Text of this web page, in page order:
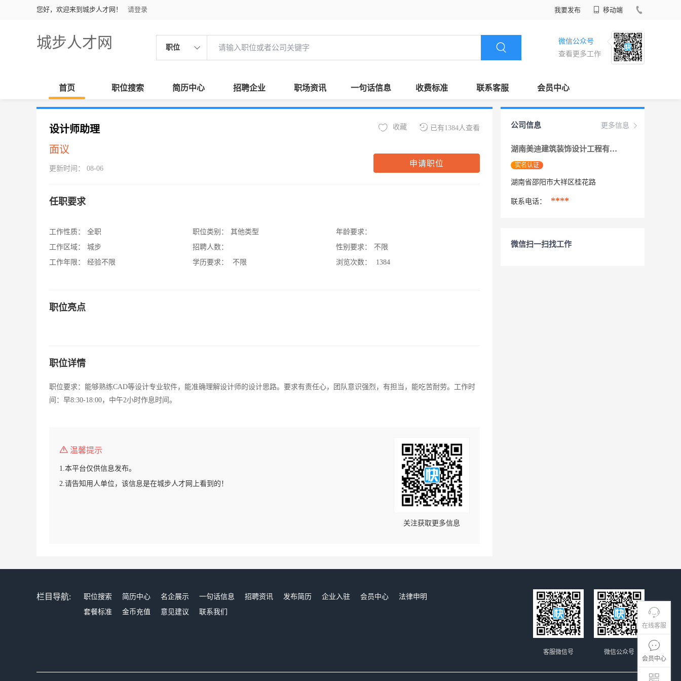
您好，欢迎来到城步人才网！ 请登录 我要发布 移动端
城步人才网 职位
微信公众号
查看更多工作
首页 职位搜索 简历中心 招聘企业 职场资讯 一句话信息 收费标准 联系客服 会员中心
在线客服
会员中心
设计师助理
面议
更新时间： 08-06
已有1384人查看
收藏
申请职位
任职要求
工作性质：
全职
工作区域：
城步
工作年限：
经验不限
职位类别：
其他类型
招聘人数：
学历要求：
不限
年龄要求：
性别要求：
不限
浏览次数：
1384
职位亮点
职位详情
职位要求：能够熟练CAD等设计专业软件，能准确理解设计师的设计思路。要求有责任心，团队意识强烈，有担当，能吃苦耐劳。工作时
间：早8:30-18:00，中午2小时作息时间。
温馨提示
1.本平台仅供信息发布。
2.请告知用人单位，该信息是在城步人才网上看到的！
关注获取更多信息
更多信息
公司信息
湖南美迪建筑装饰设计工程有限公司邵阳分公
实名认证
湖南省邵阳市大祥区桂花路
联系电话： ****
微信扫一扫找工作
栏目导航: 职位搜索 简历中心 名企展示 一句话信息 招聘资讯 发布简历 企业入驻 会员中心
法律申明
套餐标准
金币充值 意见建议 联系我们
微信公众号
客服微信号